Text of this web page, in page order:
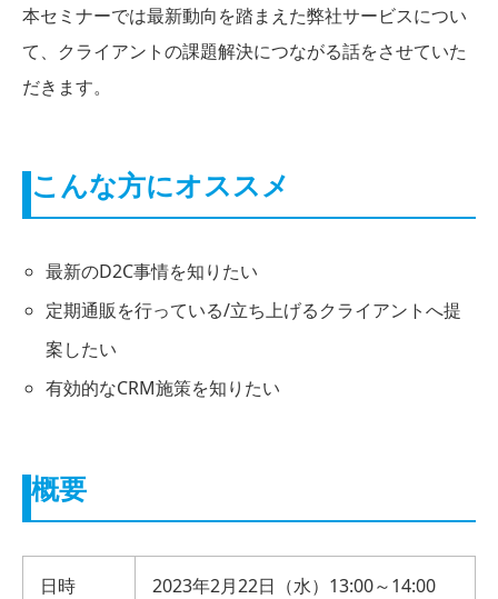
本セミナーでは最新動向を踏まえた弊社サービスについ
て、クライアントの課題解決につながる話をさせていた
だきます。
こんな方にオススメ
最新のD2C事情を知りたい
定期通販を行っている/立ち上げるクライアントへ提
案したい
有効的なCRM施策を知りたい
概要
日時 2023年2月22日（水）13:00～14:00